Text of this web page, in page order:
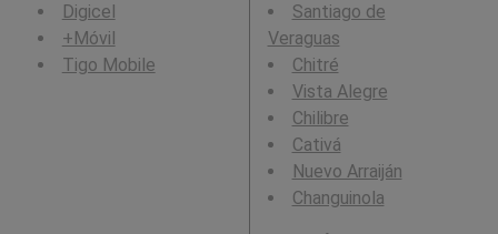
Digicel
+Móvil
Tigo Mobile
Santiago de
Veraguas
Chitré
Vista Alegre
Chilibre
Cativá
Nuevo Arraiján
Changuinola